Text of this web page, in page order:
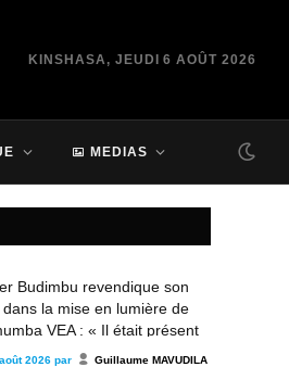
KINSHASA, JEUDI 6 AOÛT 2026
MEDIAS
Budimbu revendique son
dans la mise en lumière de
VEA : « Il était présent
2013, mais personne n’en
2026 par Guillaume MAVUDILA